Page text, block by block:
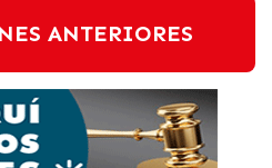
ANTERIORES